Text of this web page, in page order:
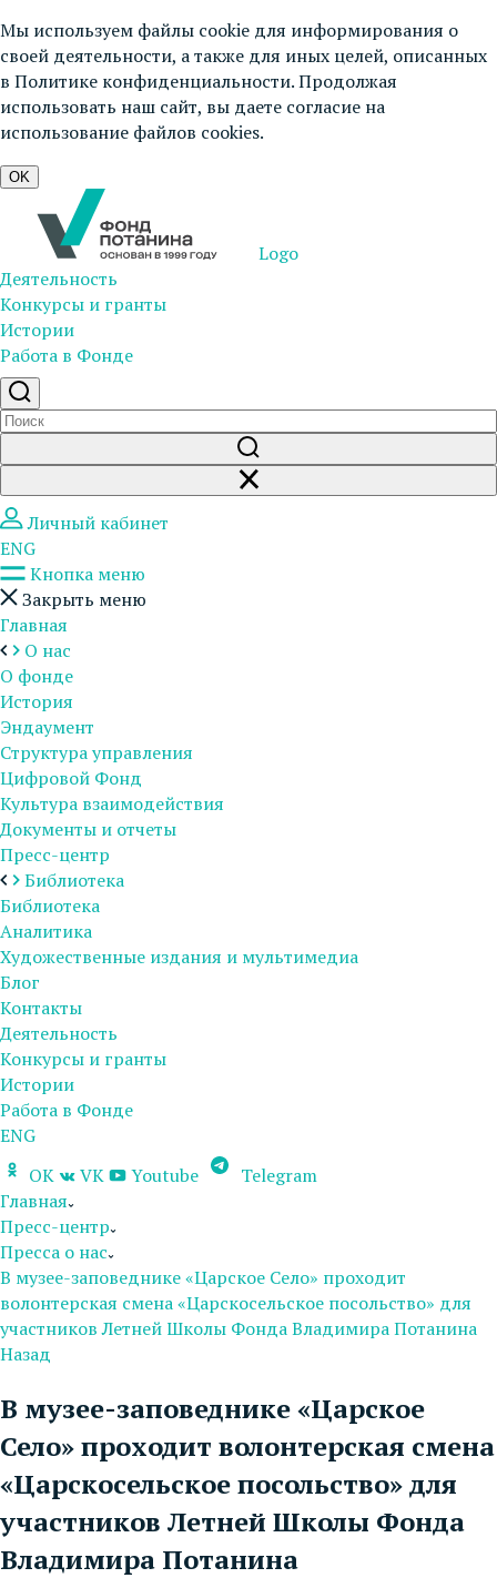
Мы используем файлы cookie для информирования о
своей деятельности, а также для иных целей, описанных
в Политике конфиденциальности. Продолжая
использовать наш сайт, вы даете согласие на
использование файлов cookies.
OK
Logo
Деятельность
Конкурсы и гранты
Истории
Работа в Фонде
Личный кабинет
ENG
Кнопка меню
Закрыть меню
Главная
О нас
О фонде
История
Эндаумент
Структура управления
Цифровой Фонд
Культура взаимодействия
Документы и отчеты
Пресс-центр
Библиотека
Библиотека
Аналитика
Художественные издания и мультимедиа
Блог
Контакты
Деятельность
Конкурсы и гранты
Истории
Работа в Фонде
ENG
OK
VK Youtube
Telegram
Главная
Пресс-центр
Пресса о нас
В музее-заповеднике «Царское Село» проходит
волонтерская смена «Царскосельское посольство» для
участников Летней Школы Фонда Владимира Потанина
Назад
В музее-заповеднике «Царское
Село» проходит волонтерская смена
«Царскосельское посольство» для
участников Летней Школы Фонда
Владимира Потанина